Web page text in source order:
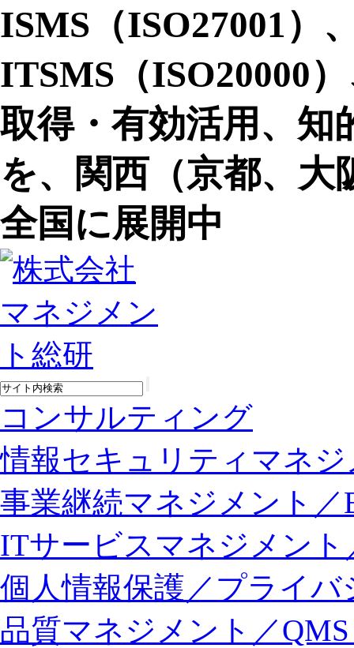
ISMS（ISO27001）
ITSMS（ISO20000
取得・有効活用、知
を、関西（京都、大
全国に展開中
コンサルティング
情報セキュリティマネジ
事業継続マネジメント／
ITサービスマネジメント
個人情報保護／プライバ
品質マネジメント／